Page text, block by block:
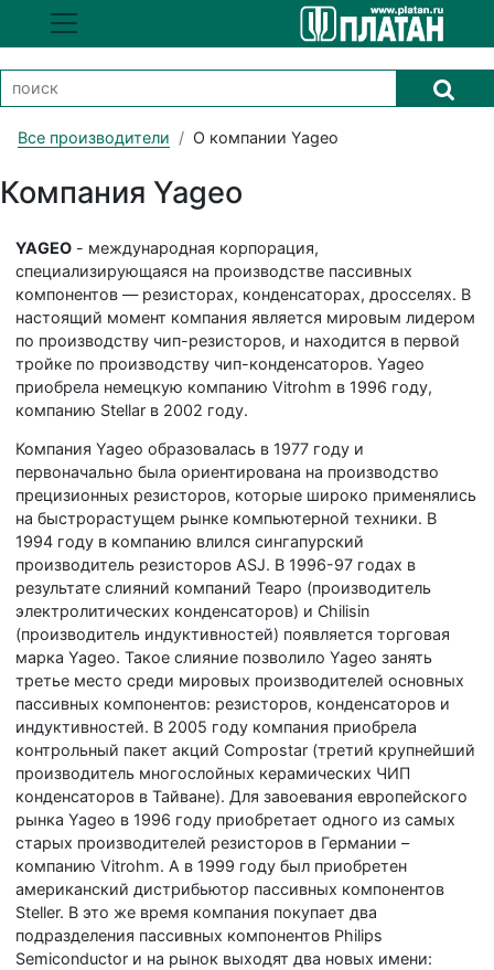
Все производители О компании Yageo
Компания Yageo
YAGEO - международная корпорация,
специализирующаяся на производстве пассивных
компонентов — резисторах, конденсаторах, дросселях. В
настоящий момент компания является мировым лидером
по производству чип-резисторов, и находится в первой
тройке по производству чип-конденсаторов. Yageo
приобрела немецкую компанию Vitrohm в 1996 году,
компанию Stellar в 2002 году.
Компания Yageo образовалась в 1977 году и
первоначально была ориентирована на производство
прецизионных резисторов, которые широко применялись
на быстрорастущем рынке компьютерной техники. В
1994 году в компанию влился сингапурский
производитель резисторов ASJ. В 1996-97 годах в
результате слияний компаний Teapo (производитель
электролитических конденсаторов) и Chilisin
(производитель индуктивностей) появляется торговая
марка Yageo. Такое слияние позволило Yageo занять
третье место среди мировых производителей основных
пассивных компонентов: резисторов, конденсаторов и
индуктивностей. В 2005 году компания приобрела
контрольный пакет акций Compostar (третий крупнейший
производитель многослойных керамических ЧИП
конденсаторов в Тайване). Для завоевания европейского
рынка Yageo в 1996 году приобретает одного из самых
старых производителей резисторов в Германии –
компанию Vitrohm. А в 1999 году был приобретен
американский дистрибьютор пассивных компонентов
Steller. В это же время компания покупает два
подразделения пассивных компонентов Philips
Semiconductor и на рынок выходят два новых имени: